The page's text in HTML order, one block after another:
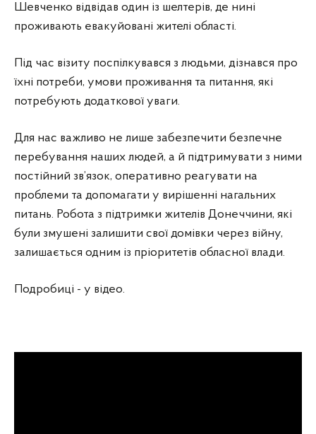
Шевченко відвідав один із шелтерів, де нині
проживають евакуйовані жителі області.
Під час візиту поспілкувався з людьми, дізнався про
їхні потреби, умови проживання та питання, які
потребують додаткової уваги.
Для нас важливо не лише забезпечити безпечне
перебування наших людей, а й підтримувати з ними
постійний зв’язок, оперативно реагувати на
проблеми та допомагати у вирішенні нагальних
питань. Робота з підтримки жителів Донеччини, які
були змушені залишити свої домівки через війну,
залишається одним із пріоритетів обласної влади.
Подробиці - у відео.